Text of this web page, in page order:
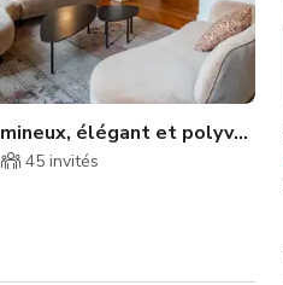
2 sièges noirs Généralement,
Espace lumineux, élégant et polyvalent
45 invités